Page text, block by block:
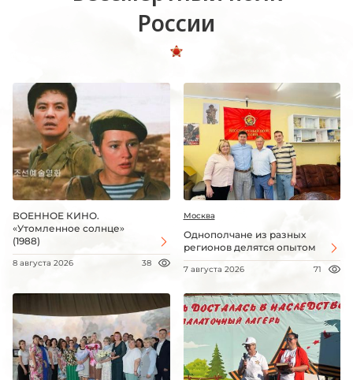
России
ВОЕННОЕ КИНО.
«Утомленное солнце»
(1988)
8 августа 2026 38
Москва
Однополчане из разных
регионов делятся опытом
7 августа 2026 71